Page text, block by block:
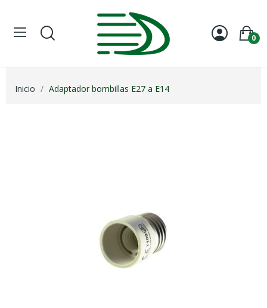
0
Inicio Adaptador bombillas E27 a E14